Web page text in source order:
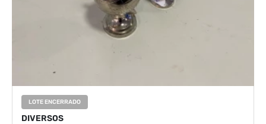
LOTE ENCERRADO
DIVERSOS